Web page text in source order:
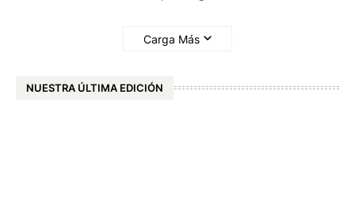
Carga Más
NUESTRA ÚLTIMA EDICIÓN